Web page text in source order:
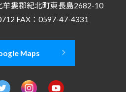
牟婁郡紀北町東長島2682-10
FAX：0597-47-4331
Maps